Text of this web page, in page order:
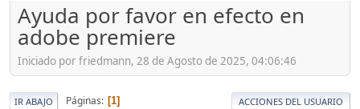
Ayuda por favor en efecto en
adobe premiere
Iniciado por friedmann, 28 de Agosto de 2025, 04:06:46
IR ABAJO Páginas 1 ACCIONES DEL USUARIO